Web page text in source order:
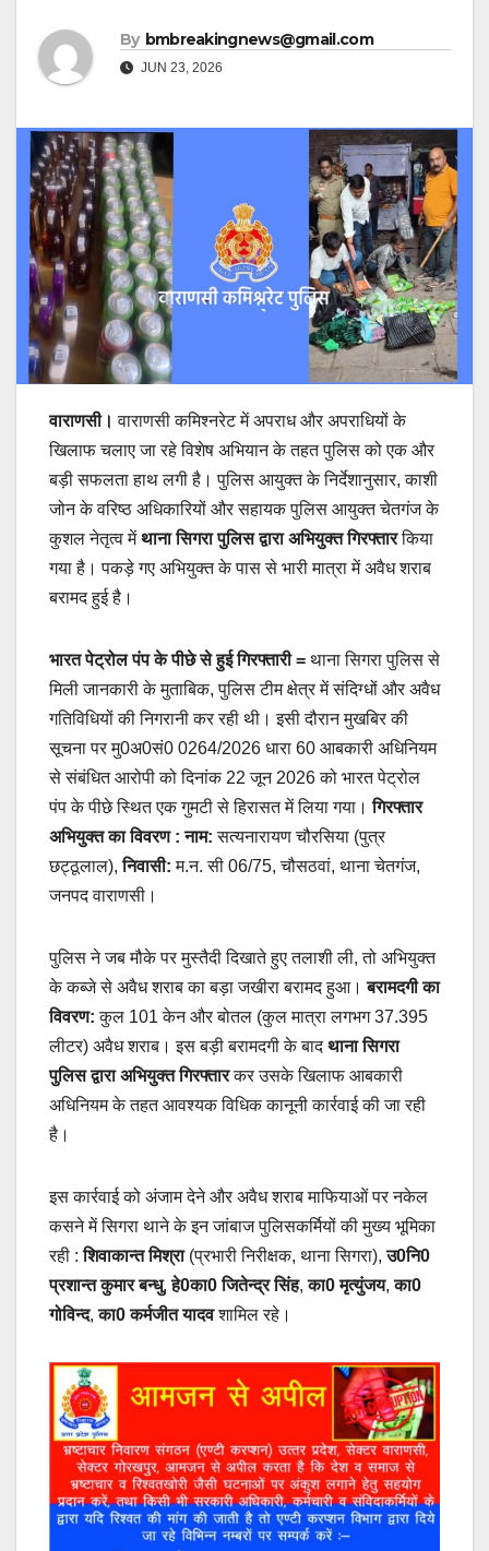
By bmbreakingnews@gmail.com
JUN 23, 2026
वाराणसी। वाराणसी कमिश्नरेट में अपराध और अपराधियों के
खिलाफ चलाए जा रहे विशेष अभियान के तहत पुलिस को एक और
बड़ी सफलता हाथ लगी है। पुलिस आयुक्त के निर्देशानुसार, काशी
जोन के वरिष्ठ अधिकारियों और सहायक पुलिस आयुक्त चेतगंज के
कुशल नेतृत्व मेंथाना सिगरा पुलिस द्वारा अभियुक्त गिरफ्तारकिया
गया है। पकड़े गए अभियुक्त के पास से भारी मात्रा में अवैध शराब
बरामद हुई है।
भारत पेट्रोल पंप के पीछे से हुई गिरफ्तारी = थाना सिगरा पुलिस से
मिली जानकारी के मुताबिक, पुलिस टीम क्षेत्र में संदिग्धों और अवैध
गतिविधियों की निगरानी कर रही थी। इसी दौरान मुखबिर की
सूचना पर मु0अ0सं0 0264/2026 धारा 60 आबकारी अधिनियम
से संबंधित आरोपी को दिनांक 22 जून 2026 को भारत पेट्रोल
पंप के पीछे स्थित एक गुमटी से हिरासत में लिया गया।गिरफ्तार
अभियुक्त का विवरण : नाम: सत्यनारायण चौरसिया (पुत्र
छट्ठूलाल),निवासी: म.न. सी 06/75, चौसठवां, थाना चेतगंज,
जनपद वाराणसी।
पुलिस ने जब मौके पर मुस्तैदी दिखाते हुए तलाशी ली, तो अभियुक्त
के कब्जे से अवैध शराब का बड़ा जखीरा बरामद हुआ।बरामदगी का
विवरण: कुल 101 केन और बोतल (कुल मात्रा लगभग 37.395
लीटर) अवैध शराब। इस बड़ी बरामदगी के बादथाना सिगरा
पुलिस द्वारा अभियुक्त गिरफ्तारकर उसके खिलाफ आबकारी
अधिनियम के तहत आवश्यक विधिक कानूनी कार्रवाई की जा रही
है।
इस कार्रवाई को अंजाम देने और अवैध शराब माफियाओं पर नकेल
कसने में सिगरा थाने के इन जांबाज पुलिसकर्मियों की मुख्य भूमिका
रही :शिवाकान्त मिश्रा(प्रभारी निरीक्षक, थाना सिगरा),उ0नि0
प्रशान्त कुमार बन्धु,हे0का0 जितेन्द्र सिंह,का0 मृत्युंजय,का0
गोविन्द,का0 कर्मजीत यादवशामिल रहे।